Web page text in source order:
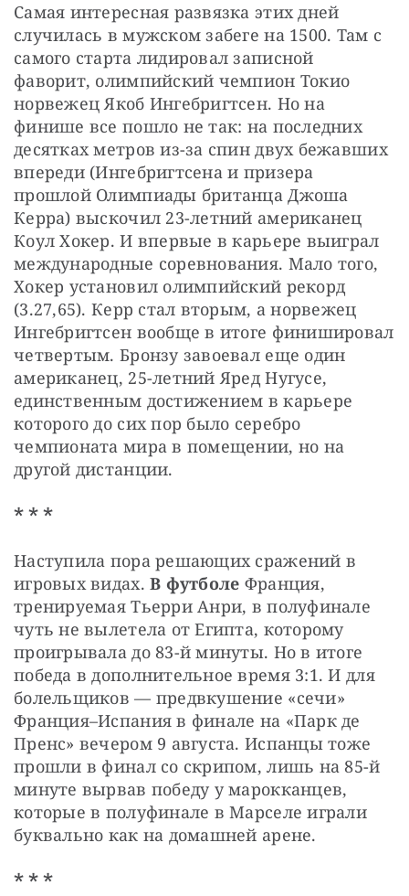
Самая интересная развязка этих дней
случилась в мужском забеге на 1500. Там с
самого старта лидировал записной
фаворит, олимпийский чемпион Токио
норвежец Якоб Ингебригтсен. Но на
финише все пошло не так: на последних
десятках метров из-за спин двух бежавших
впереди (Ингебригтсена и призера
прошлой Олимпиады британца Джоша
Керра) выскочил 23-летний американец
Коул Хокер. И впервые в карьере выиграл
международные соревнования. Мало того,
Хокер установил олимпийский рекорд
(3.27,65). Керр стал вторым, а норвежец
Ингебригтсен вообще в итоге финишировал
четвертым. Бронзу завоевал еще один
американец, 25-летний Яред Нугусе,
единственным достижением в карьере
которого до сих пор было серебро
чемпионата мира в помещении, но на
другой дистанции.
* * *
Наступила пора решающих сражений в
игровых видах. В футболе Франция,
тренируемая Тьерри Анри, в полуфинале
чуть не вылетела от Египта, которому
проигрывала до 83-й минуты. Но в итоге
победа в дополнительное время 3:1. И для
болельщиков — предвкушение «сечи»
Франция–Испания в финале на «Парк де
Пренс» вечером 9 августа. Испанцы тоже
прошли в финал со скрипом, лишь на 85-й
минуте вырвав победу у марокканцев,
которые в полуфинале в Марселе играли
буквально как на домашней арене.
* * *